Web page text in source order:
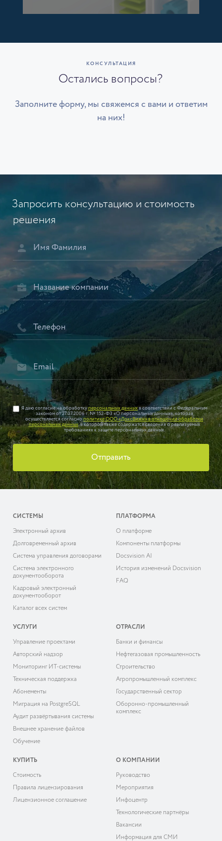
КОНСУЛЬТАЦИЯ
Остались вопросы?
Заполните форму, мы свяжемся с вами и ответим
на них!
Запросить консультацию и стоимость
решения
Я даю согласие на обработкуперсональных данныхв соответствии с Федеральным
законом от 27.07.2006 г. № 152-ФЗ «О персональных данных», которая
осуществляется согласнополитике ООО «ДоксВижн» в отношении обработки
персональных данных, в которой также содержатся сведения о реализуемых
требованиях к защите персональных данных.
Отправить
СИСТЕМЫ
Электронный архив
Долговременный архив
Система управления договорами
Система электронного
документооборота
Кадровый электронный
документооборот
Каталог всех систем
ПЛАТФОРМА
О платформе
Компоненты платформы
Docsvision AI
История изменений Docsvision
FAQ
УСЛУГИ
Управление проектами
Авторский надзор
Мониторинг ИТ-системы
Техническая поддержка
Абонементы
Миграция на PostgreSQL
Аудит развёртывания системы
Внешнее хранение файлов
Обучение
ОТРАСЛИ
Банки и финансы
Нефтегазовая промышленность
Строительство
Агропромышленный комплекс
Государственный сектор
Оборонно-промышленный
комплекс
КУПИТЬ
Cтоимость
Правила лицензирования
Лицензионное соглашение
О КОМПАНИИ
Руководство
Мероприятия
Инфоцентр
Технологические партнёры
Вакансии
Информация для СМИ